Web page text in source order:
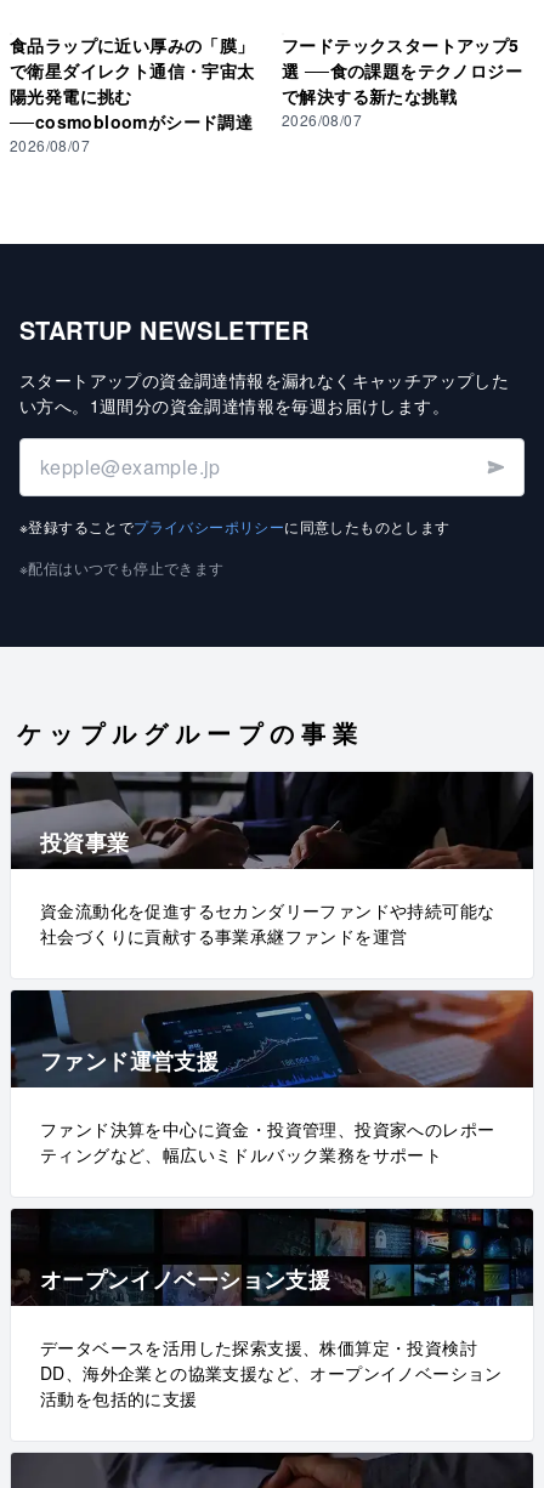
食品ラップに近い厚みの「膜」
で衛星ダイレクト通信・宇宙太
陽光発電に挑む
──cosmobloomがシード調達
2026/08/07
フードテックスタートアップ5
選 ──食の課題をテクノロジー
で解決する新たな挑戦
2026/08/07
STARTUP NEWSLETTER
スタートアップの資金調達情報を漏れなくキャッチアップした
い方へ。 1週間分の資金調達情報を毎週お届けします。
※登録することでプライバシーポリシーに同意したものとします
※配信はいつでも停止できます
ケップルグループの事業
投資事業
資金流動化を促進するセカンダリーファンドや持続可能な
社会づくりに貢献する事業承継ファンドを運営
ファンド運営支援
ファンド決算を中心に資金・投資管理、投資家へのレポー
ティングなど、幅広いミドルバック業務をサポート
オープンイノベーション支援
データベースを活用した探索支援、株価算定・投資検討
DD、海外企業との協業支援など、オープンイノベーション
活動を包括的に支援